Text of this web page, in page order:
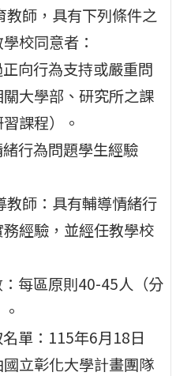
教師，具有下列條件之
校同意者：
向行為支持或嚴重問
大學部、研究所之課
課程）。
行為問題學生經驗
教師：具有輔導情緒行
經驗，並經任教學校
每區原則40-45人（分
單：115年6月18日
國立彰化大學計畫團隊